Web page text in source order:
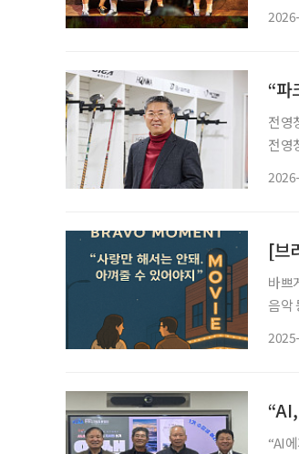
“파
전영창 한
전영
[브
바쁘
음악
“AI